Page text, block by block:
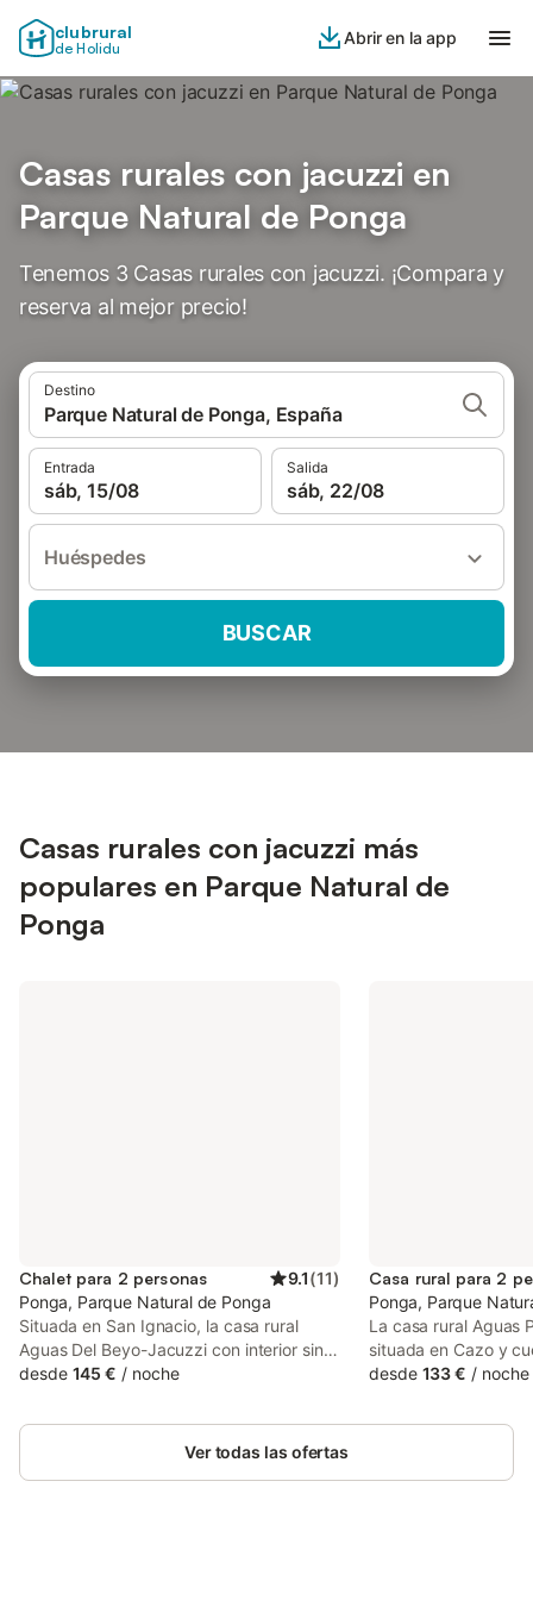
clubrural
de Holidu
Abrir en la app
Casas rurales con jacuzzi en
Parque Natural de Ponga
Tenemos 3 Casas rurales con jacuzzi. ¡Compara y
reserva al mejor precio!
Destino
Parque Natural de Ponga, España
Entrada
sáb, 15/08
Salida
sáb, 22/08
Huéspedes
BUSCAR
Casas rurales con jacuzzi más
populares en Parque Natural de
Ponga
Chalet para 2 personas 9.1(11)
Ponga, Parque Natural de Ponga
Situada en San Ignacio, la casa rural
Aguas Del Beyo-Jacuzzi con interior sin
escalones ofrece a los huéspedes bonitas
plantas consta de una sala de estar, una
cocina, 1 dormitorio y 1 baño, por lo que
desde 145 € / noche
Casa rural para 2
Ponga, Parque
La casa rural Aguas
situada en Cazo y
vistas a la montaña.
cocina, 1 dormitorio
desde 133 € / noche
Ver todas las ofertas